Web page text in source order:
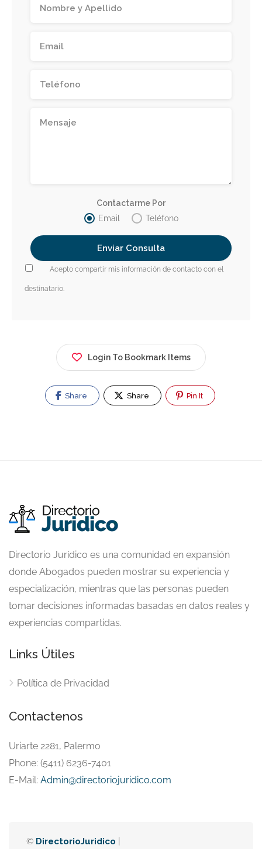
Contactarme Por
Email
Teléfono
Acepto compartir mis información de contacto con el
destinatario.
Login To Bookmark Items
Share Share Pin It
Directorio Jurídico es una comunidad en expansión
donde Abogados pueden mostrar su experiencia y
especialización, mientras que las personas pueden
tomar decisiones informadas basadas en datos reales y
experiencias compartidas.
Links Útiles
Política de Privacidad
Contactenos
Uriarte 2281, Palermo
Phone: (5411) 6236-7401
E-Mail: Admin@directoriojuridico.com
© DirectorioJuridico